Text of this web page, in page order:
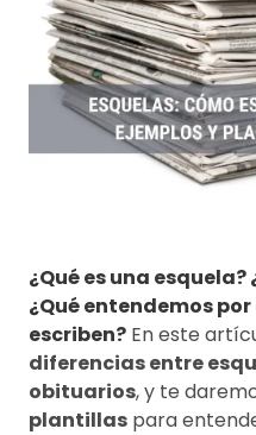
¿Qué es una
¿Qué entendemos
escriben? En este
diferencias entre
obituarios, y te
plantillas para